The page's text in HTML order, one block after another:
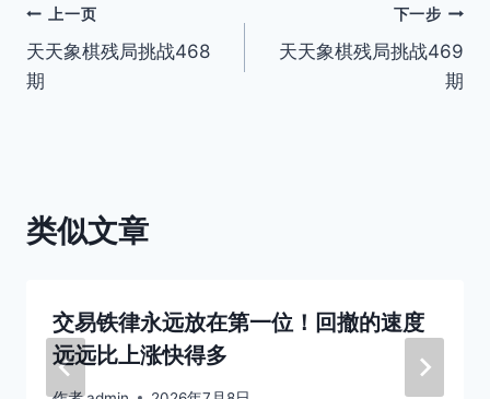
文
章
上一页
天天象棋残局挑战468
期
下一步
天天象棋残局挑战469
期
类似文章
交易铁律永远放在第一位！回撤的速度
远远比上涨快得多